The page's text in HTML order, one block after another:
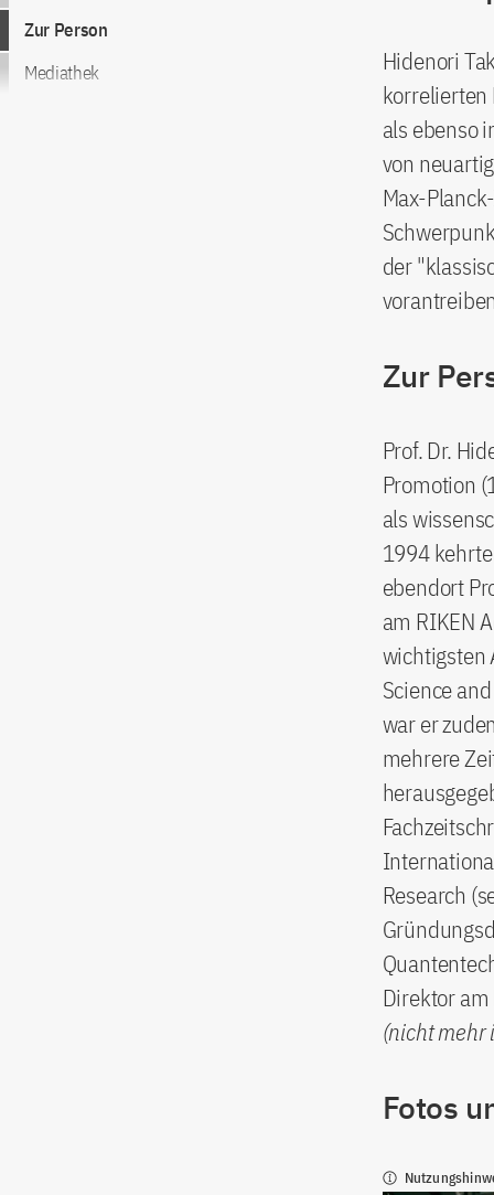
Zur Person
Mediathek
Hidenori
korrelierten
als ebenso
von
Max-
der
Zur
Prof. Dr.
Promotion
als
1994
ebendort
am RIKEN
wichtigsten
Science
war er
mehrere
Research
Direktor
(nicht mehr
Fotos